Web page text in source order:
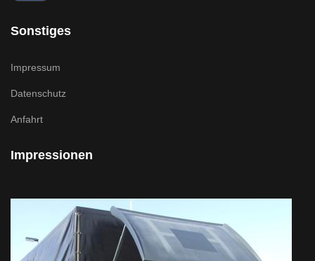
Sonstiges
Impressum
Datenschutz
Anfahrt
Impressionen